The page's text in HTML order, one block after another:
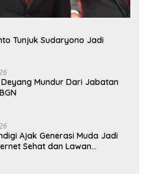
Tunjuk Sudaryono Jadi
Deyang Mundur Dari Jabatan
Ajak Generasi Muda Jadi
Sehat dan Lawan